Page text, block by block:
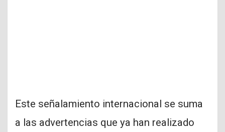
Este señalamiento internacional se suma
a las advertencias que ya han realizado